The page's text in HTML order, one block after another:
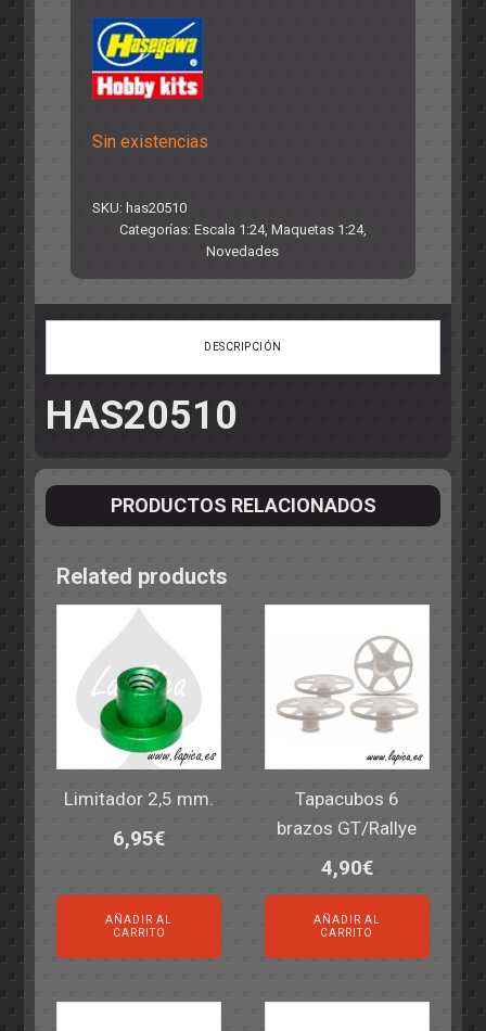
Sin existencias
SKU: has20510
Categorías: Escala 1:24, Maquetas 1:24,
Novedades
DESCRIPCIÓN
HAS20510
PRODUCTOS RELACIONADOS
Related products
Limitador 2,5 mm.
6,95€
AÑADIR AL
CARRITO
Tapacubos 6
brazos GT/Rallye
4,90€
AÑADIR AL
CARRITO